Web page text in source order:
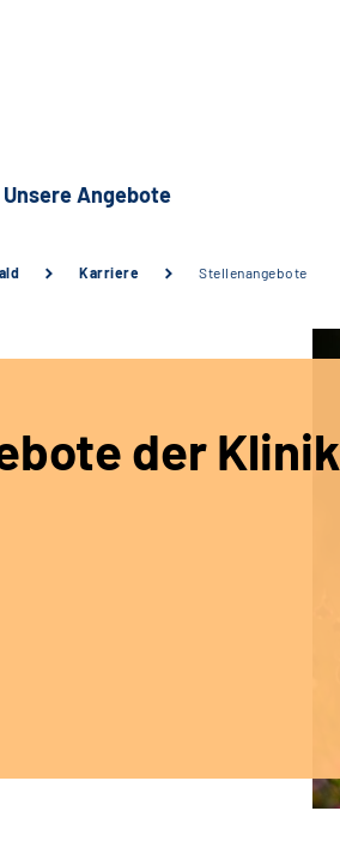
Unsere Angebote
Karriere Stellenangebote
der Klinik